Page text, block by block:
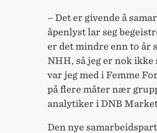
– Det er givende å
åpenlyst lar seg
er det mindre enn to år
NHH, så jeg er nok
var jeg med i Femme
på flere måter nær
analytiker i DNB
Den nye